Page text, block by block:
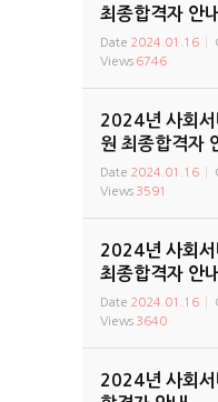
최종합격자 안내
Date 2024.01.16
Views 6746
2024년 사회서
원 최종합격자
Date 2024.01.16
Views 3591
2024년 사회서
최종합격자 안내
Date 2024.01.16
Views 3640
2024년 사회서